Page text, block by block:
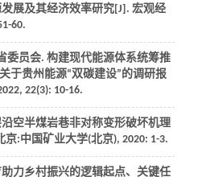
展及其经济效率研究[J]. 宏观经
60.
委员会. 构建现代能源体系统筹推
于贵州能源“双碳建设”的调研报
, 22(3): 10-16.
空半煤岩巷非对称变形破坏机理
京:中国矿业大学(北京), 2020: 1-3.
力乡村振兴的逻辑起点、关键任